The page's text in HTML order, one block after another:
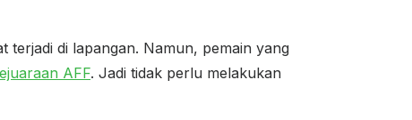
terjadi di lapangan. Namun, pemain yang
AFF. Jadi tidak perlu melakukan